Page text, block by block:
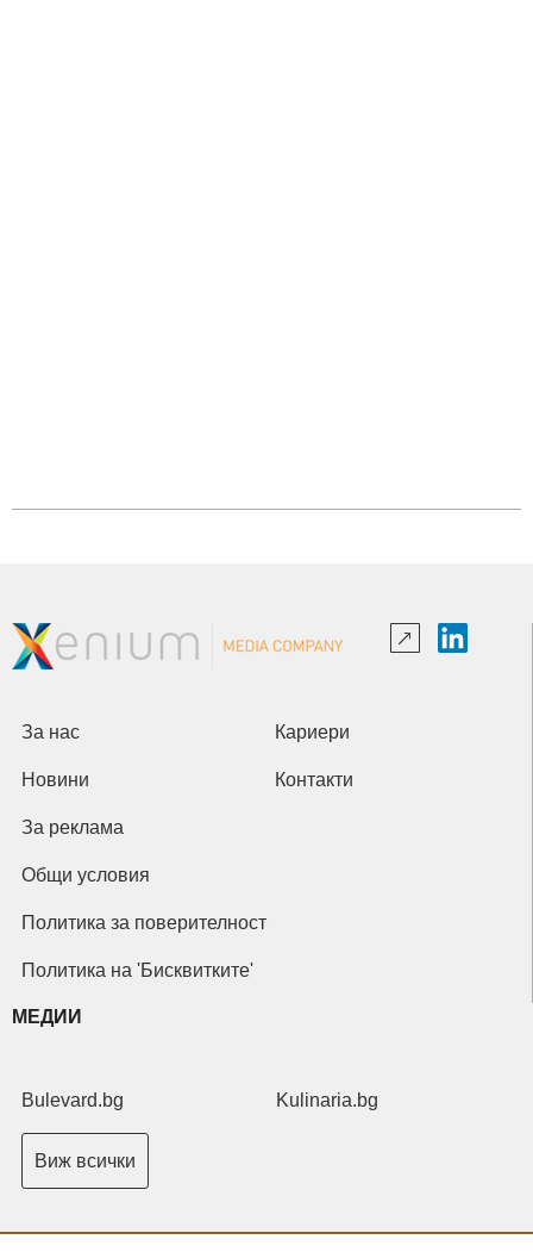
За нас Кариери
Новини Контакти
За реклама
Общи условия
Политика за поверителност
Политика на 'Бисквитките'
МЕДИИ
Bulevard.bg Kulinaria.bg
Виж всички